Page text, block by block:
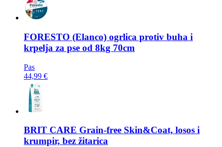
FORESTO (Elanco) ogrlica protiv buha i
krpelja za pse od 8kg 70cm
Pas
44,99 €
BRIT CARE Grain-free Skin&Coat, losos i
krumpir, bez žitarica